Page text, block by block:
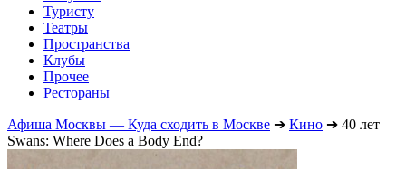
Туристу
Театры
Пространства
Клубы
Прочее
Рестораны
Афиша Москвы — Куда сходить в Москве ➔ Кино ➔ 40 лет
Swans: Where Does a Body End?